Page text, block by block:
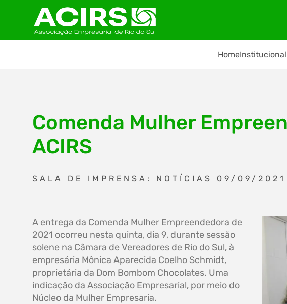
HomeInstitucional
Comenda Mulher
ACIRS
SALA DE IMPRENSA: NOTÍCIAS 09/09/2021
A entrega da Comenda Mulher Empreendedora de
2021 ocorreu nesta quinta, dia 9, durante sessão
solene na Câmara de Vereadores de Rio do Sul, à
empresária Mônica Aparecida Coelho Schmidt,
proprietária da Dom Bombom Chocolates. Uma
indicação da Associação Empresarial, por meio do
Núcleo da Mulher Empresaria.